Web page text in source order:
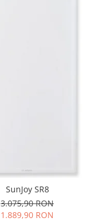
SunJoy SR8
3.075,90 RON
1.889,90 RON